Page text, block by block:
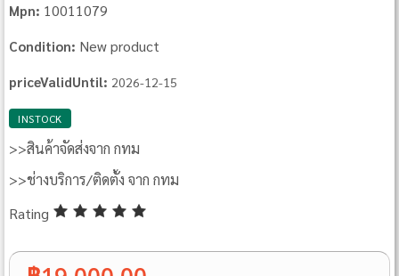
Mpn: 10011079
Condition: New product
priceValidUntil: 2026-12-15
INSTOCK
>>สินค้าจัดส่งจาก กทม
>>ช่างบริการ/ติดตั้ง จาก กทม
Rating